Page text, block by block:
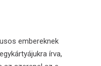
embereknek
írva,